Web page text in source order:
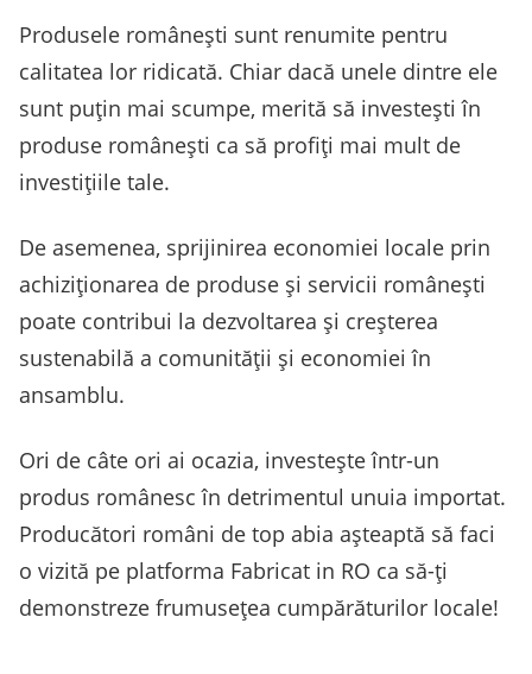
Produsele românești sunt renumite pentru
calitatea lor ridicată. Chiar dacă unele dintre ele
sunt puțin mai scumpe, merită să investești în
produse românești ca să profiți mai mult de
investițiile tale.
De asemenea, sprijinirea economiei locale prin
achiziționarea de produse și servicii românești
poate contribui la dezvoltarea și creșterea
sustenabilă a comunității și economiei în
ansamblu.
Ori de câte ori ai ocazia, investește într-un
produs românesc în detrimentul unuia importat.
Producători români de top abia așteaptă să faci
o vizită pe platforma Fabricat in RO ca să-ți
demonstreze frumusețea cumpărăturilor locale!